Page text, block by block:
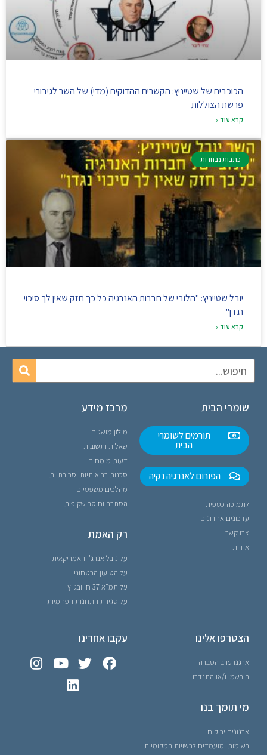
הכוכבים של שטייניץ: הקשרים ההדוקים (מדי) של השר לגיבורי
פרשת הצוללות
קרא עוד »
כתבות נבחרות
יובל שטייניץ: "הלובי של חברות האנרגיה כל כך חזק שאין לך סיכוי
נגדן"
קרא עוד »
שומרי הבית
תורמים לשומרי
הבית
הפורום לאנרגיה נקיה
לתמיכה כספית
עדכונים אחרונים
צרו קשר
אודות
מרכז מידע
מילון מושגים
שאלות ותשובות
דעות מומחים
סכנות בריאותיות וסביבתיות
מהלכים משפטיים
הסתרה וחוסר שקיפות
רק האמת
על נובל אנרג'י האמריקאית
על הטיעון הבטחוני
על תמ"א 37 ח' ובג"ץ
על סגירת התחנות הפחמיות
הצטרפו אלינו
ארגנו ערב הסברה
הירשמו ו/או התנדבו
מי תומך בנו
ארגונים ירוקים
רשימות ומועמדים לרשויות המקומיות
עקבו אחרינו